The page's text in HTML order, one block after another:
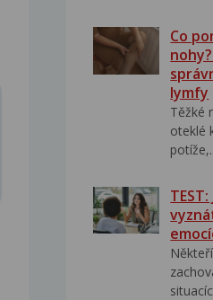
Co
lymfy
Těžké
oteklé